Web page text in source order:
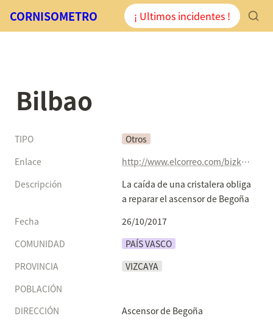
CORNISOMETRO ¡ Ultimos incidentes !
Bilbao
TIPO
Otros
Enlace
http://www.elcorreo.com/bizkaia/caida-cristalera-obliga-20171026164516-nt.html?edtn=bizkaia
Descripción
La caída de una cristalera obliga
a reparar el ascensor de Begoña
Fecha
26/10/2017
COMUNIDAD
PAÍS VASCO
PROVINCIA
VIZCAYA
POBLACIÓN
DIRECCIÓN
Ascensor de Begoña